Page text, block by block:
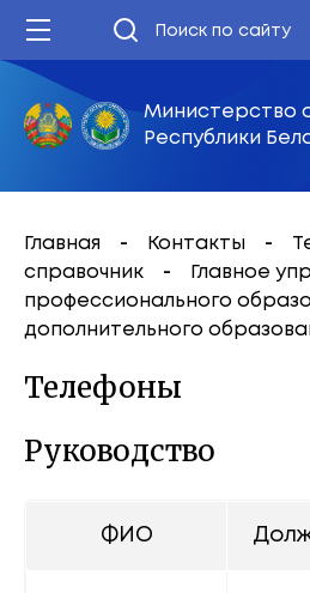
Министерство
Республики
Главная Контакты
справочник
Главное
профессионального
дополнительного
Телефоны
Руководство
ФИО